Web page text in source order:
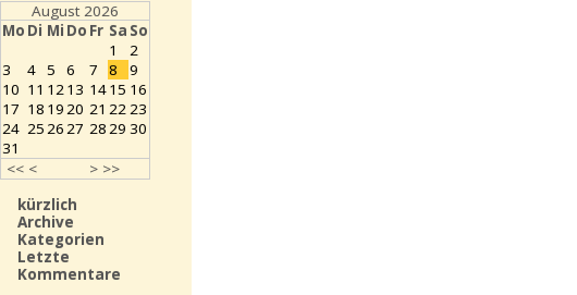
August 2026
Mo Di Mi Do Fr Sa So
<< < > >>
1
2
3
4 5 6 7 8
9
10 11 1213 1415 16
17 18 1920 21 2223
24 252627 2829 30
31
kürzlich
Archive
Kategorien
Letzte
Kommentare